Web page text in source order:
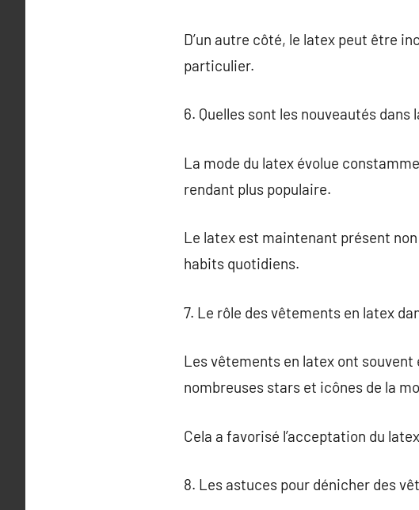
D’un autre côté, le latex peut être
particulier.
6. Quelles sont les nouveautés dans
La mode du latex évolue
rendant plus populaire.
Le latex est maintenant présent
habits quotidiens.
7. Le rôle des vêtements en latex
Les vêtements en latex ont
nombreuses stars et icônes de la
Cela a favorisé l’acceptation du
8. Les astuces pour dénicher des